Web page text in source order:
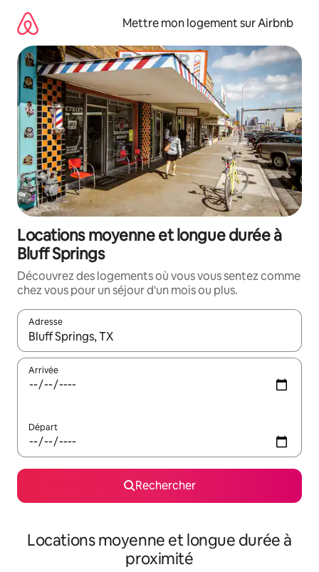
directement
contenu
Mettre mon logement sur Airbnb
Locations moyenne et longue durée à
Bluff Springs
Découvrez des logements où vous vous sentez comme
chez vous pour un séjour d'un mois ou plus.
Adresse
Lorsque les résultats s'affichent, utilisez les flèches vers le
Arrivée
Départ
Rechercher
Locations moyenne et longue durée à
proximité